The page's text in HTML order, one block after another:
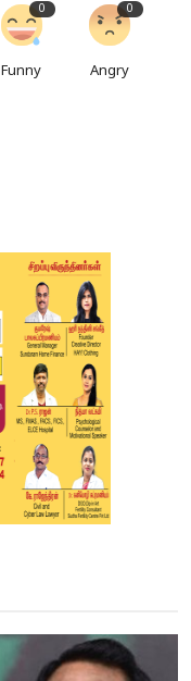
0
Funny
0
Angry